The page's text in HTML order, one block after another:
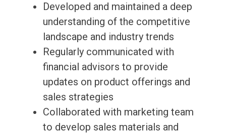
Developed and maintained a deep
understanding of the competitive
landscape and industry trends
Regularly communicated with
financial advisors to provide
updates on product offerings and
sales strategies
Collaborated with marketing team
to develop sales materials and